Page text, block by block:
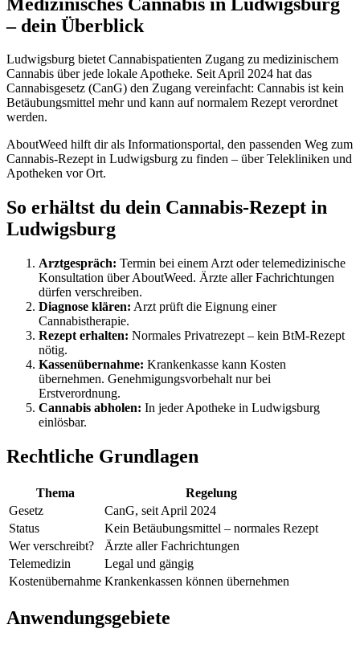
– dein Überblick
Ludwigsburg bietet Cannabispatienten Zugang zu medizinischem
Cannabis über jede lokale Apotheke. Seit April 2024 hat das
Cannabisgesetz (CanG) den Zugang vereinfacht: Cannabis ist kein
Betäubungsmittel mehr und kann auf normalem Rezept verordnet
werden.
AboutWeed hilft dir als Informationsportal, den passenden Weg zum
Cannabis-Rezept in Ludwigsburg zu finden – über Telekliniken und
Apotheken vor Ort.
So erhältst du dein Cannabis-Rezept in
Ludwigsburg
Arztgespräch: Termin bei einem Arzt oder telemedizinische
Konsultation über AboutWeed. Ärzte aller Fachrichtungen
dürfen verschreiben.
Diagnose klären: Arzt prüft die Eignung einer
Cannabistherapie.
Rezept erhalten: Normales Privatrezept – kein BtM-Rezept
nötig.
Kassenübernahme: Krankenkasse kann Kosten
übernehmen. Genehmigungsvorbehalt nur bei
Erstverordnung.
Cannabis abholen: In jeder Apotheke in Ludwigsburg
einlösbar.
Rechtliche Grundlagen
Thema
Regelung
Gesetz
CanG, seit April 2024
Status
Kein Betäubungsmittel – normales Rezept
Wer verschreibt?
Ärzte aller Fachrichtungen
Telemedizin
Legal und gängig
Kostenübernahme Krankenkassen können übernehmen
Anwendungsgebiete